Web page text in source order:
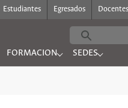
Estudiantes Egresados Docentes
FORMACION
Submenu for "FORMACION"
SEDES
Submenu for